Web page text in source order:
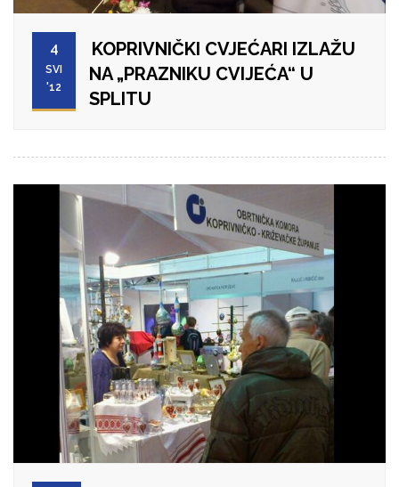
4
SVI
'12
KOPRIVNIČKI CVJEĆARI IZLAŽU
NA „PRAZNIKU CVIJEĆA“ U
SPLITU